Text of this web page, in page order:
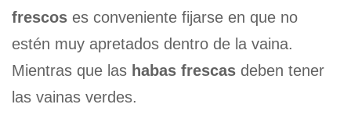
frescos es conveniente fijarse en que no
estén muy apretados dentro de la vaina.
Mientras que las habas frescas deben tener
las vainas verdes.